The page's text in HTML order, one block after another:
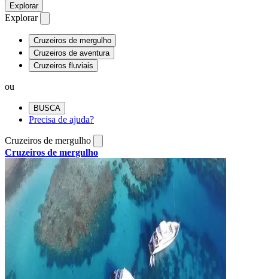
Explorar
Explorar
Cruzeiros de mergulho
Cruzeiros de aventura
Cruzeiros fluviais
ou
BUSCA
Precisa de ajuda?
Cruzeiros de mergulho
Cruzeiros de mergulho